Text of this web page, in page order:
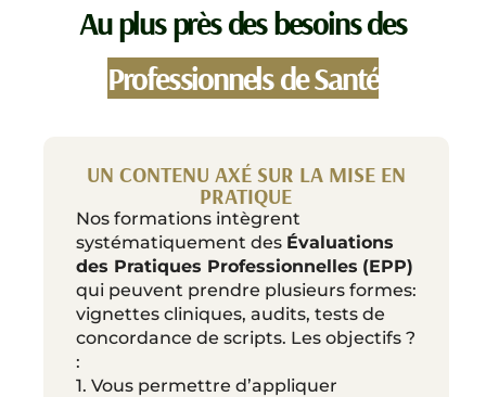
Au plus près des besoins des
Professionnels de Santé
UN CONTENU AXÉ SUR LA MISE EN
PRATIQUE
Nos formations intègrent
systématiquement des Évaluations
des Pratiques Professionnelles (EPP)
qui peuvent prendre plusieurs formes:
vignettes cliniques, audits, tests de
concordance de scripts. Les objectifs ?
:
1. Vous permettre d’appliquer